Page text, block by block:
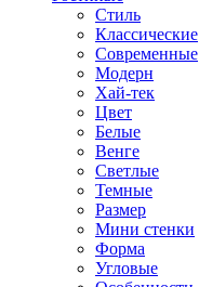
Стиль
Классические
Современные
Модерн
Хай-тек
Цвет
Белые
Венге
Светлые
Темные
Размер
Мини стенки
Форма
Угловые